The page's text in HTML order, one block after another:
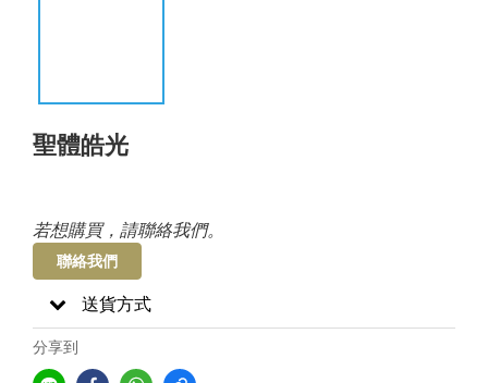
聖體皓光
若想購買，請聯絡我們。
聯絡我們
送貨方式
分享到